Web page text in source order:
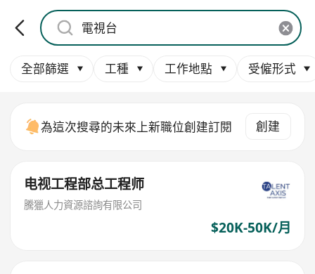
全部篩選 工種 工作地點 受僱形式
為這次搜尋的未來上新職位創建訂閱 創建
电视工程部总工程师
騰獵人力資源諮詢有限公司
$20K-50K/月